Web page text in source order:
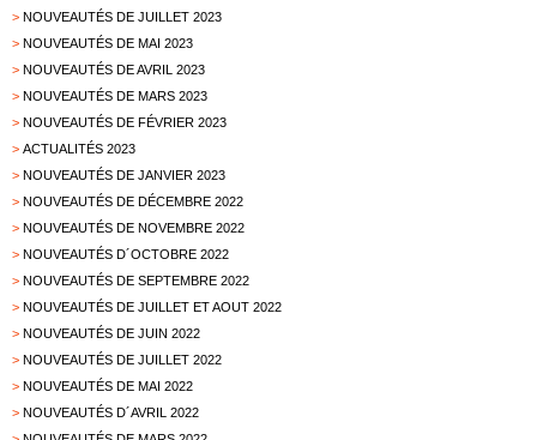
> NOUVEAUTÉS DE JUILLET 2023
> NOUVEAUTÉS DE MAI 2023
> NOUVEAUTÉS DE AVRIL 2023
> NOUVEAUTÉS DE MARS 2023
> NOUVEAUTÉS DE FÉVRIER 2023
> ACTUALITÉS 2023
> NOUVEAUTÉS DE JANVIER 2023
> NOUVEAUTÉS DE DÉCEMBRE 2022
> NOUVEAUTÉS DE NOVEMBRE 2022
> NOUVEAUTÉS D´OCTOBRE 2022
> NOUVEAUTÉS DE SEPTEMBRE 2022
> NOUVEAUTÉS DE JUILLET ET AOUT 2022
> NOUVEAUTÉS DE JUIN 2022
> NOUVEAUTÉS DE JUILLET 2022
> NOUVEAUTÉS DE MAI 2022
> NOUVEAUTÉS D´AVRIL 2022